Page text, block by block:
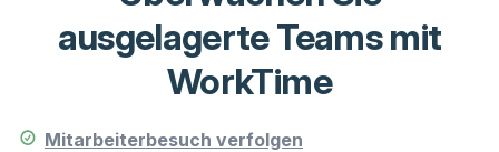
ausgelagerte Teams mit
WorkTime
Mitarbeiterbesuch verfolgen